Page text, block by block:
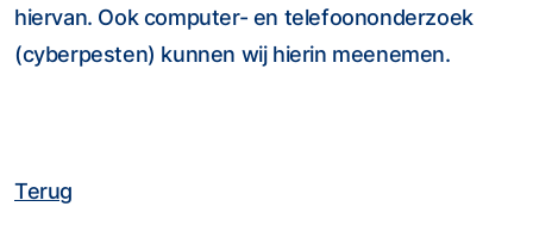
Terug
hiervan. Ook computer- en telefoononderzoek
(cyberpesten) kunnen wij hierin meenemen.